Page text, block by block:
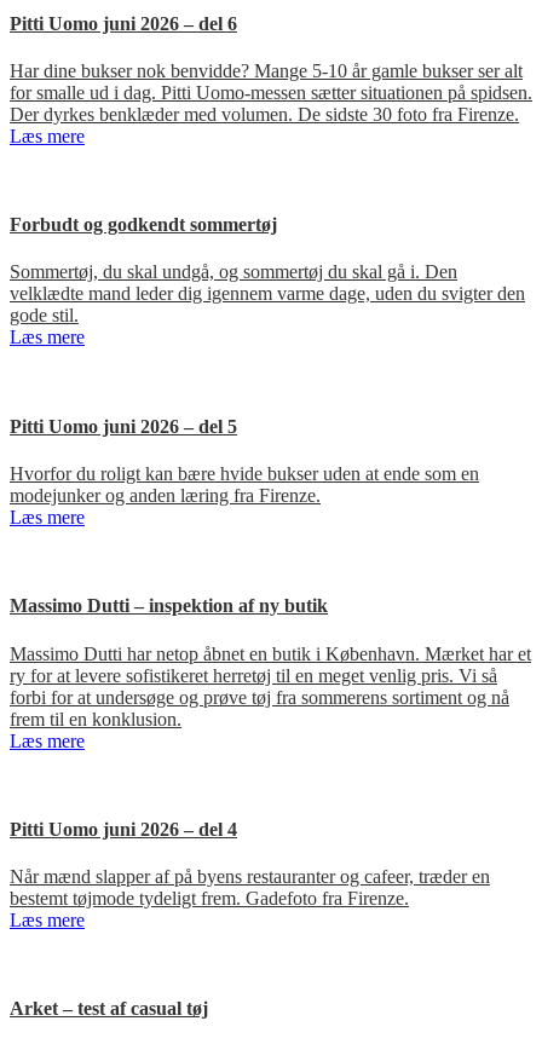
Pitti Uomo juni 2026 – del 6
Har dine bukser nok benvidde? Mange 5-10 år gamle bukser ser alt
for smalle ud i dag. Pitti Uomo-messen sætter situationen på spidsen.
Der dyrkes benklæder med volumen. De sidste 30 foto fra Firenze.
Læs mere
Forbudt og godkendt sommertøj
Sommertøj, du skal undgå, og sommertøj du skal gå i. Den
velklædte mand leder dig igennem varme dage, uden du svigter den
gode stil.
Læs mere
Pitti Uomo juni 2026 – del 5
Hvorfor du roligt kan bære hvide bukser uden at ende som en
modejunker og anden læring fra Firenze.
Læs mere
Massimo Dutti – inspektion af ny butik
Massimo Dutti har netop åbnet en butik i København. Mærket har et
ry for at levere sofistikeret herretøj til en meget venlig pris. Vi så
forbi for at undersøge og prøve tøj fra sommerens sortiment og nå
frem til en konklusion.
Læs mere
Pitti Uomo juni 2026 – del 4
Når mænd slapper af på byens restauranter og cafeer, træder en
bestemt tøjmode tydeligt frem. Gadefoto fra Firenze.
Læs mere
Arket – test af casual tøj